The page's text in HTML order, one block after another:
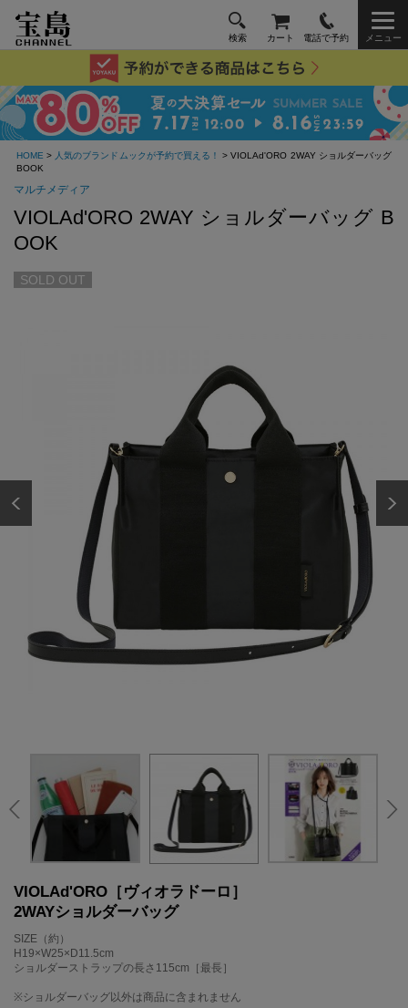
検索 カート 電話で予約 メニュー
HOME > 人気のブランドムックが予約で買える！
> VIOLAd'ORO 2WAY ショルダーバッグ
BOOK
マルチメディア
VIOLAd'ORO 2WAY ショルダーバッグ B
OOK
SOLD OUT
VIOLAd'ORO［ヴィオラドーロ］
2WAYショルダーバッグ
SIZE（約）
H19×W25×D11.5cm
ショルダーストラップの長さ115cm［最長］
※ショルダーバッグ以外は商品に含まれません